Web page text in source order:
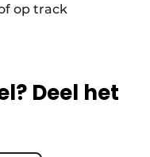
op track
Deel het